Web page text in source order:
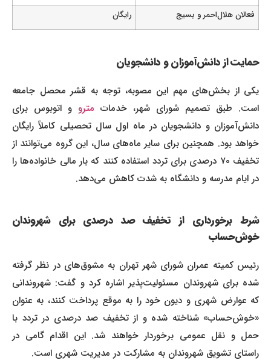
فعالان هلال‌احمر و بسیج
رایگان
حمایت از دانش‌آموزان و دانشجویان
یکی از بخش‌های مهم این مصوبه، توجه به قشر محصل جامعه
است. طبق تصمیم شورای شهر، خدماتمتروو اتوبوس برای
دانش‌آموزان و دانشجویان در ماه اول سال تحصیلی کاملاً رایگان
خواهد بود. همچنین برای سایر ماه‌های سال، این گروه می‌توانند از
تخفیف ۷۰ درصدی برای تردد استفاده کنند که بار مالی خانواده‌ها را
در ایام مدرسه و دانشگاه به شدت کاهش می‌دهد.
شرط برخورداری از تخفیف صد درصدی برای شهروندان
خوش‌حساب
رئیس کمیته عمران شورای شهر تهران به مشوق‌های در نظر گرفته
شده برای شهروندان مسئولیت‌پذیر اشاره کرد و گفت: شهروندانی
که عوارض شهری و دیون خود را به موقع پرداخت کنند، به عنوان
«خوش‌حساب» شناخته شده و از تخفیف صد درصدی در تردد با
حمل و نقل عمومی برخوردار خواهند شد. این اقدام گامی در
راستای تشویق شهروندان به مشارکت در مدیریت شهری است.